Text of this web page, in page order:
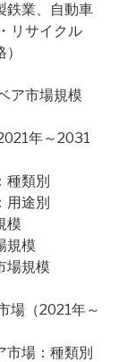
鉄業、自動車
リサイクル
ア市場規模
年～2031
種類別
用途別
模
規模
場規模
場（2021年～
市場：種類別